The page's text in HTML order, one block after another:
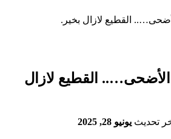
القطيع لازال بخير.
الأضحى….. القطيع لازال
تحديث يونيو 28, 2025